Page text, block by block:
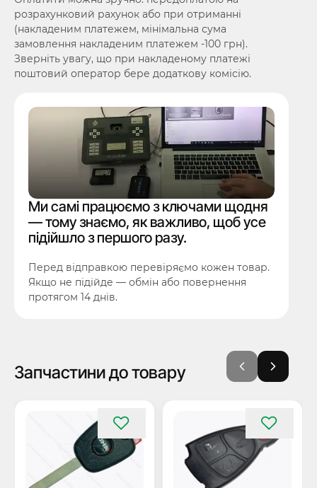
розрахунковий рахунок або при отриманні
(накладеним платежем, мінімальна сума
замовлення накладеним платежем -100 грн).
Зверніть увагу, що при накладеному платежі
поштовий оператор бере додаткову комісію.
Ми самі працюємо з ключами щодня
— тому знаємо, як важливо, щоб усе
підійшло з першого разу.
Перед відправкою перевіряємо кожен товар.
Якщо не підійде — обмін або повернення
протягом 14 днів.
Запчастини до товару